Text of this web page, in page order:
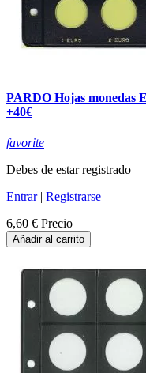
PARDO Hojas monedas
+40€
favorite
Debes de estar registrado
Entrar| Registrarse
6,60 € Precio
Añadir al carrito